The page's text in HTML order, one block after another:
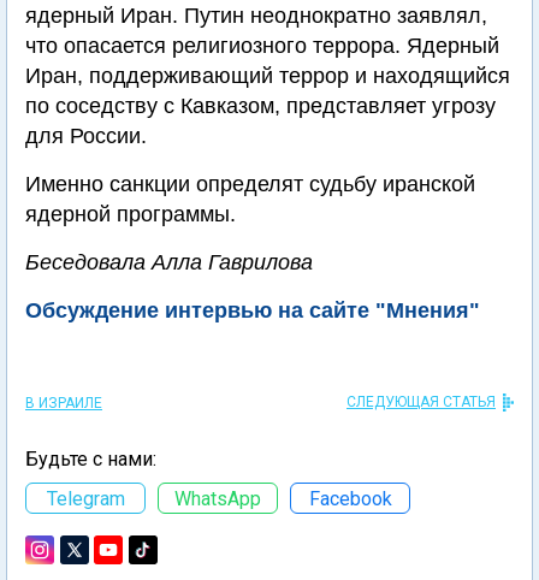
ядерный Иран. Путин неоднократно заявлял,
что опасается религиозного террора. Ядерный
Иран, поддерживающий террор и находящийся
по соседству с Кавказом, представляет угрозу
для России.
Именно санкции определят судьбу иранской
ядерной программы.
Беседовала Алла Гаврилова
Обсуждение интервью на сайте "Мнения"
В ИЗРАИЛЕ СЛЕДУЮЩАЯ СТАТЬЯ
Будьте с нами:
Telegram
WhatsApp Facebook